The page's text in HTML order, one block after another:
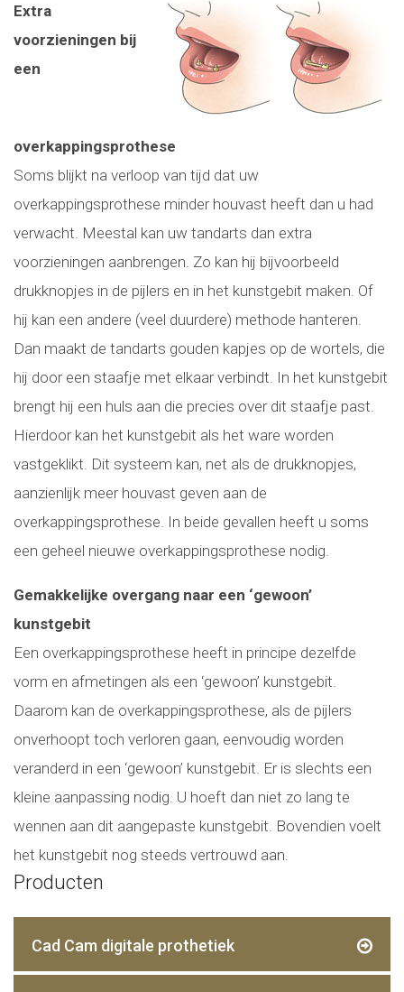
Extra
voorzieningen bij
een
overkappingsprothese
Soms blijkt na verloop van tijd dat uw
overkappingsprothese minder houvast heeft dan u had
verwacht. Meestal kan uw tandarts dan extra
voorzieningen aanbrengen. Zo kan hij bijvoorbeeld
drukknopjes in de pijlers en in het kunstgebit maken. Of
hij kan een andere (veel duurdere) methode hanteren.
Dan maakt de tandarts gouden kapjes op de wortels, die
hij door een staafje met elkaar verbindt. In het kunstgebit
brengt hij een huls aan die precies over dit staafje past.
Hierdoor kan het kunstgebit als het ware worden
vastgeklikt. Dit systeem kan, net als de drukknopjes,
aanzienlijk meer houvast geven aan de
overkappingsprothese. In beide gevallen heeft u soms
een geheel nieuwe overkappingsprothese nodig.
Gemakkelijke overgang naar een ‘gewoon’
kunstgebit
Een overkappingsprothese heeft in principe dezelfde
vorm en afmetingen als een ‘gewoon’ kunstgebit.
Daarom kan de overkappingsprothese, als de pijlers
onverhoopt toch verloren gaan, eenvoudig worden
veranderd in een ‘gewoon’ kunstgebit. Er is slechts een
kleine aanpassing nodig. U hoeft dan niet zo lang te
wennen aan dit aangepaste kunstgebit. Bovendien voelt
het kunstgebit nog steeds vertrouwd aan.
Producten
Cad Cam digitale prothetiek